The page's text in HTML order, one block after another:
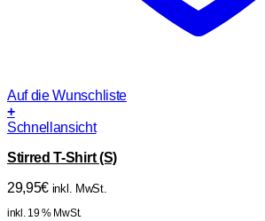
Auf die Wunschliste
+
Schnellansicht
Stirred T-Shirt (S)
29,95€ inkl. MwSt.
inkl. 19 % MwSt.